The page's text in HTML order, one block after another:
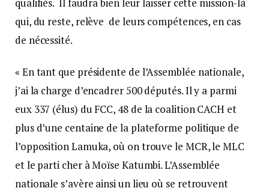
qui, du reste, relève de leurs compétences, en cas
de nécessité.
« En tant que présidente de l’Assemblée nationale,
j’ai la charge d’encadrer 500 députés. Il y a parmi
eux 337 (élus) du FCC, 48 de la coalition CACH et
plus d’une centaine de la plateforme politique de
l’opposition Lamuka, où on trouve le MCR, le MLC
et le parti cher à Moïse Katumbi. L’Assemblée
nationale s’avère ainsi un lieu où se retrouvent